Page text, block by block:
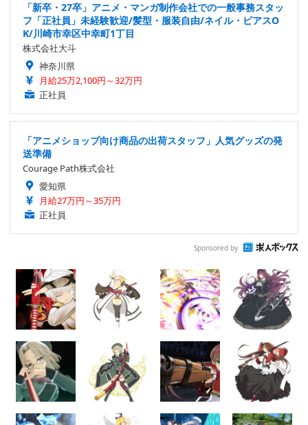
「新卒・27卒」アニメ・マンガ制作会社での一般事務スタッ
フ「正社員」未経験歓迎/髪型・服装自由/ネイル・ピアスO
K/川崎市幸区中幸町1丁目
株式会社大斗
神奈川県
月給25万2,100円～32万円
正社員
「アニメショップ向け商品の出荷スタッフ」人気グッズの発
送準備
Courage Path株式会社
愛知県
月給27万円～35万円
正社員
Sponsored by